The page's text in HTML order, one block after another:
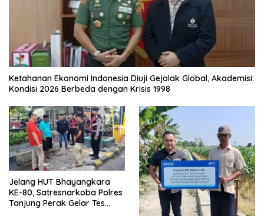
Ketahanan Ekonomi Indonesia Diuji Gejolak Global, Akademisi:
Kondisi 2026 Berbeda dengan Krisis 1998
Jelang HUT Bhayangkara
KE-80, Satresnarkoba Polres
Tanjung Perak Gelar Tes